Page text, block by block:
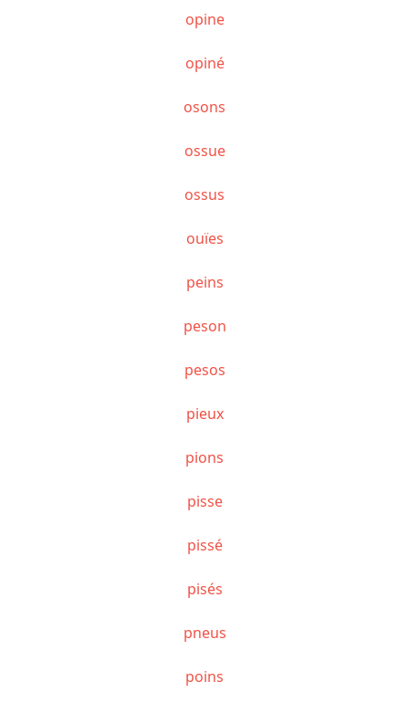
opine
opiné
osons
ossue
ossus
ouïes
peins
peson
pesos
pieux
pions
pisse
pissé
pisés
pneus
poins